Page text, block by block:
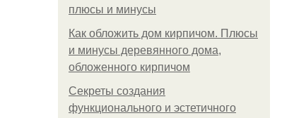
плюсы и минусы
Как обложить дом кирпичом. Плюсы
и минусы деревянного дома,
обложенного кирпичом
Секреты создания
функционального и эстетичного